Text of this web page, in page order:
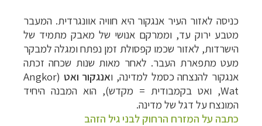
כניסה לאזור העיר אנגקור היא חוויה אוונגרדית. המעבר
מטבע ירוק עד, וממרקם אנושי של מאבק מתמיד של
הישרדות, לאזור שכמו קפסולת זמן נפתח ומגלה למבקר
מעט מתפארת העבר. לאחר מאות שנות שכחה זכתה
אנגקור להנצחה כסמל למדינה, ואנגקור ואט (Angkor
Wat, ואט בקמבודית = מקדש),
הוא המבנה היחיד
המונצח על דגל של מדינה.
כתבה על המזרח הרחוק לבני גיל הזהב
תכנוןטיולים לפולינזיה הצרפתיתלחצו לפרטים »
תכנוןטיולים לאוסטרליה וניו זילנד לחצו לרשימת
ההצעות »